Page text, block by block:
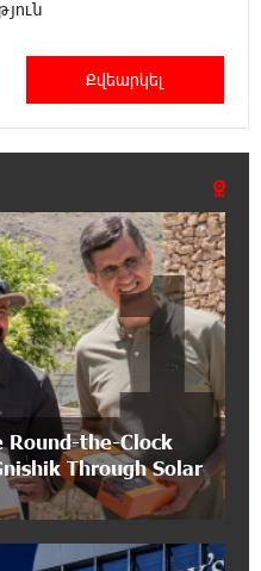
opportunity
in Hrazdan, with the
SME
partner of the "Towards
2026" annual conference
Graduation Ceremony
of Unibank
the Placement of
Round-the-Clock
Through Solar
1